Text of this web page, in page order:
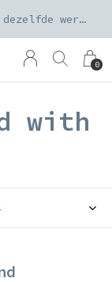
0
Orders geplaatst voor 15:00 worden dezelfde werkdag verzonden
with